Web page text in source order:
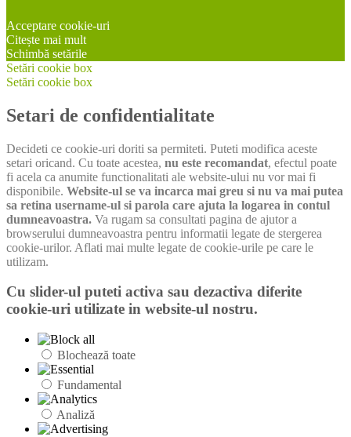
Acceptare cookie-uri
Citește mai mult
Schimbă setările
Setări cookie box
Setări cookie box
Setari de confidentialitate
Decideti ce cookie-uri doriti sa permiteti. Puteti modifica aceste
setari oricand. Cu toate acestea, nu este recomandat, efectul poate
fi acela ca anumite functionalitati ale website-ului nu vor mai fi
disponibile. Website-ul se va incarca mai greu si nu va mai putea
sa retina username-ul si parola care ajuta la logarea in contul
dumneavoastra. Va rugam sa consultati pagina de ajutor a
browserului dumneavoastra pentru informatii legate de stergerea
cookie-urilor. Aflati mai multe legate de cookie-urile pe care le
utilizam.
Cu slider-ul puteti activa sau dezactiva diferite
cookie-uri utilizate in website-ul nostru.
Blochează toate
Fundamental
Analiză